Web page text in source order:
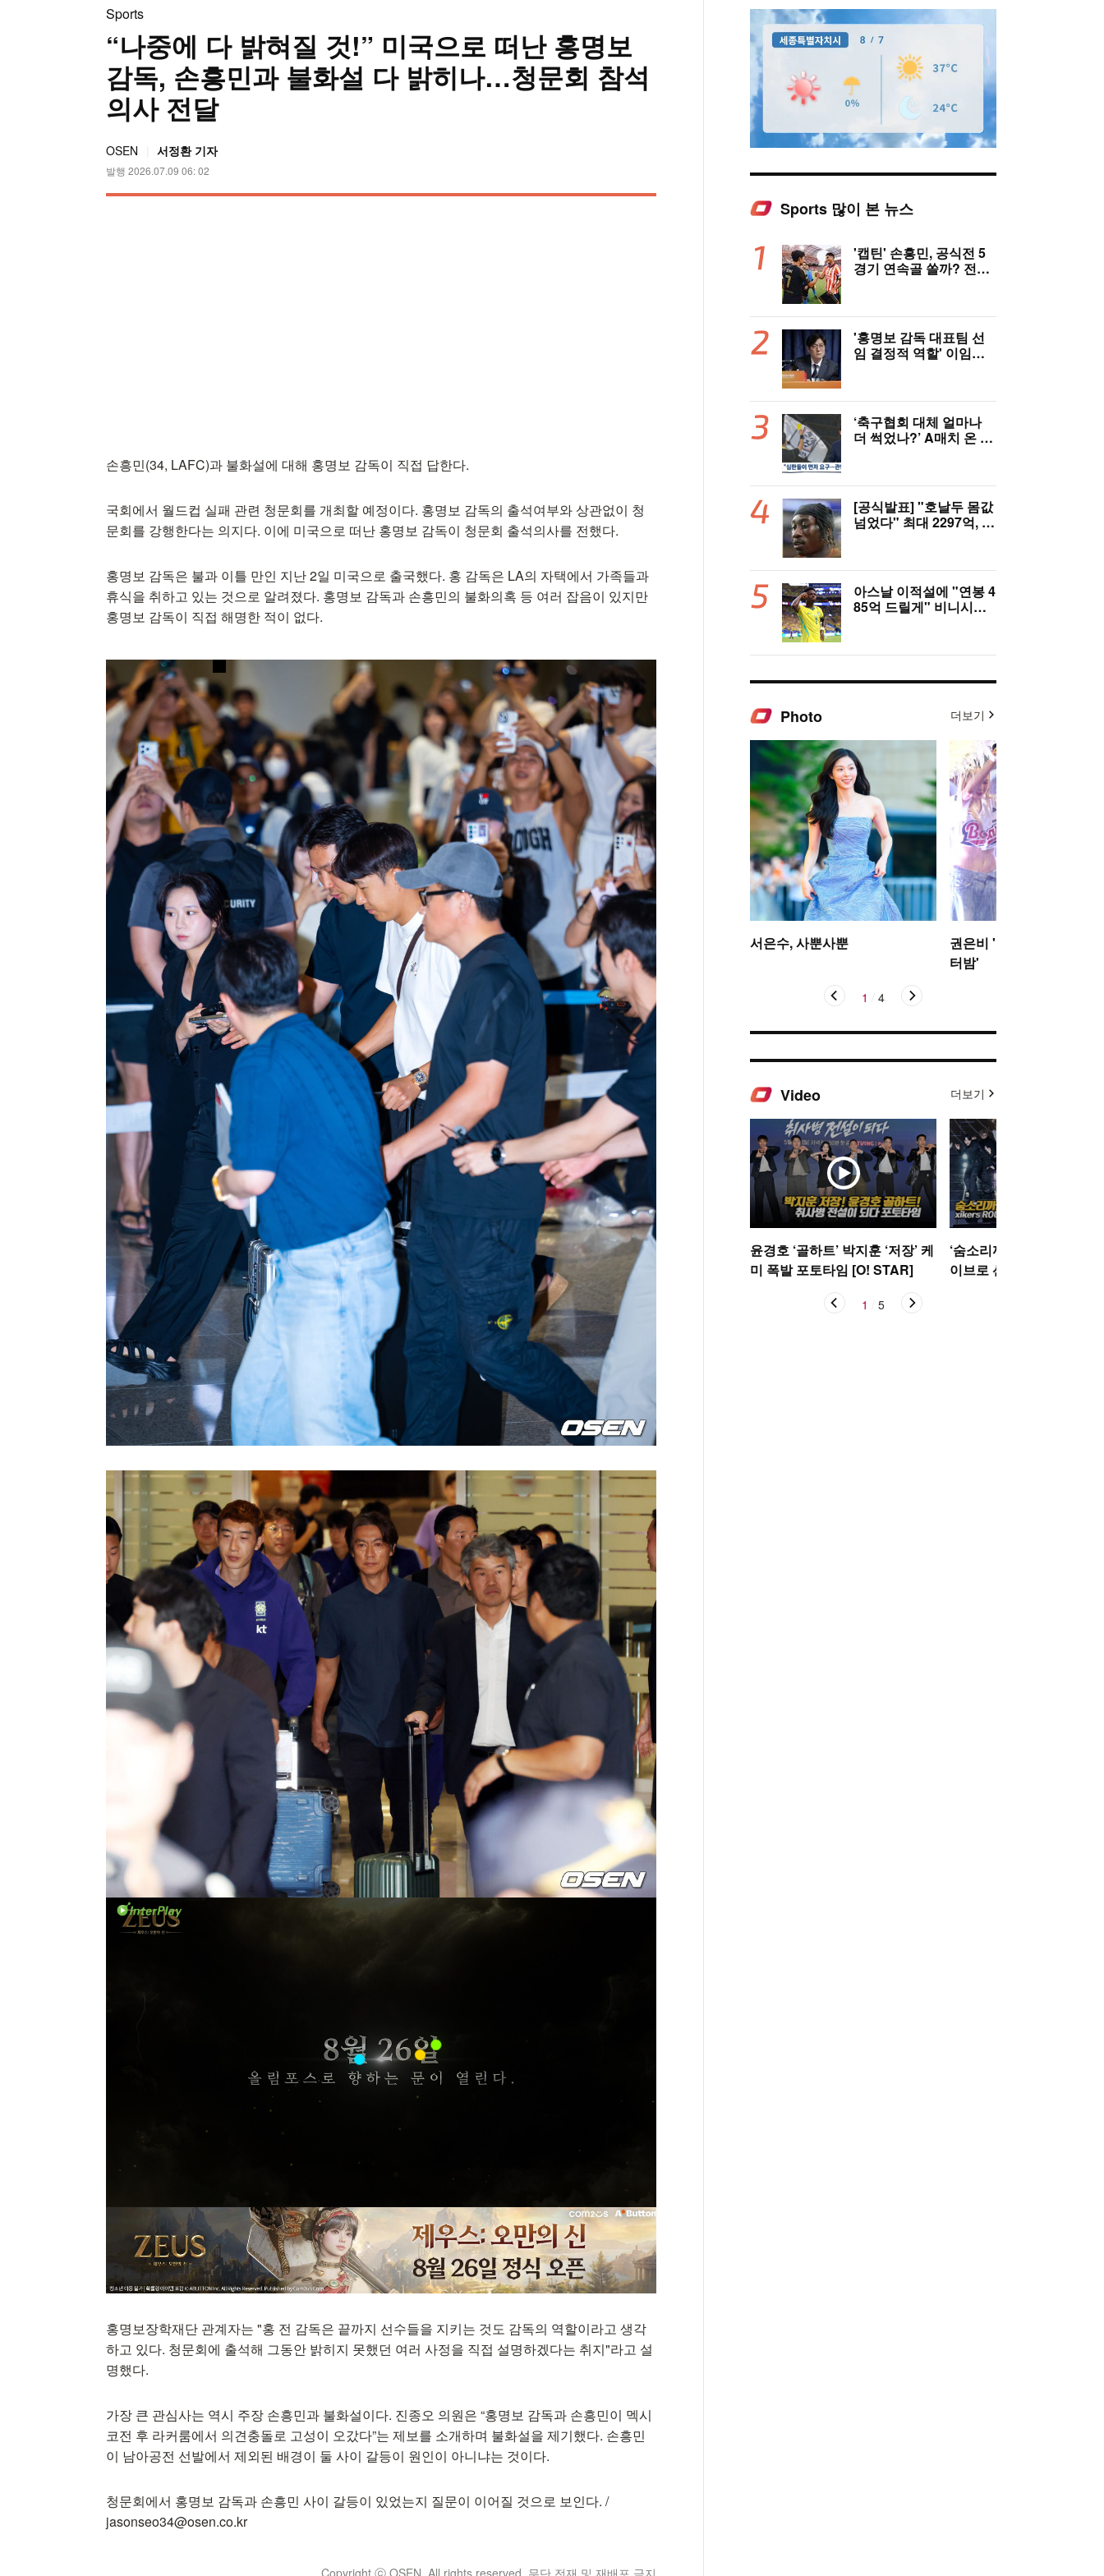
Sports
“나중에 다 밝혀질 것!” 미국으로 떠난 홍명보
감독, 손흥민과 불화설 다 밝히나…청문회 참석
의사 전달
OSEN 서정환 기자
발행 2026.07.09 06: 02
손흥민(34, LAFC)과 불화설에 대해 홍명보 감독이 직접 답한다.
국회에서 월드컵 실패 관련 청문회를 개최할 예정이다. 홍명보 감독의 출석여부와 상관없이 청
문회를 강행한다는 의지다. 이에 미국으로 떠난 홍명보 감독이 청문회 출석의사를 전했다.
홍명보 감독은 불과 이틀 만인 지난 2일 미국으로 출국했다. 홍 감독은 LA의 자택에서 가족들과
휴식을 취하고 있는 것으로 알려졌다. 홍명보 감독과 손흥민의 불화의혹 등 여러 잡음이 있지만
홍명보 감독이 직접 해명한 적이 없다.
홍명보장학재단 관계자는 "홍 전 감독은 끝까지 선수들을 지키는 것도 감독의 역할이라고 생각
하고 있다. 청문회에 출석해 그동안 밝히지 못했던 여러 사정을 직접 설명하겠다는 취지"라고 설
명했다.
가장 큰 관심사는 역시 주장 손흥민과 불화설이다. 진종오 의원은 “홍명보 감독과 손흥민이 멕시
코전 후 라커룸에서 의견충돌로 고성이 오갔다”는 제보를 소개하며 불화설을 제기했다. 손흥민
이 남아공전 선발에서 제외된 배경이 둘 사이 갈등이 원인이 아니냐는 것이다.
청문회에서 홍명보 감독과 손흥민 사이 갈등이 있었는지 질문이 이어질 것으로 보인다. /
jasonseo34@osen.co.kr
Sports 많이 본 뉴스
'캡틴' 손흥민, 공식전 5
경기 연속골 쏠까? 전반
1 전반 종료
'홍명보 감독 대표팀 선
임 결정적 역할' 이임생
와 법정 공방 나선다
‘축구협회 대체 얼마나
더 썩었나?’ A매치 온 외
않겠나?”
[공식발표] "호날두 몸값
넘었다" 최대 2297억, 초
다..."구단 역사상 가장
비싼 영입"
아스날 이적설에 "연봉 4
85억 드릴게" 비니시우
Photo 더보기
서은수, 사뿐사뿐
권은비 '야구장 더위 날리
터밤'
1 4
Video 더보기
윤경호 ‘골하트’ 박지훈 ‘저장’ 케
미 폭발 포토타임 [O! STAR]
‘숨소리까지 들려’ 싸이커
이브로 선보이는 신곡
1 5